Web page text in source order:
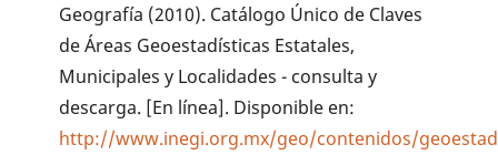
Geografía (2010). Catálogo Único de Claves
de Áreas Geoestadísticas Estatales,
Municipales y Localidades - consulta y
descarga. [En línea]. Disponible en:
http://www.inegi.org.mx/geo/contenidos/